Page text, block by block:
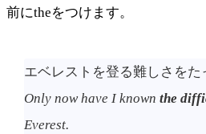
前にtheをつけます。
エベレストを登る難しさをた
Only now have I knownthe
Everest.